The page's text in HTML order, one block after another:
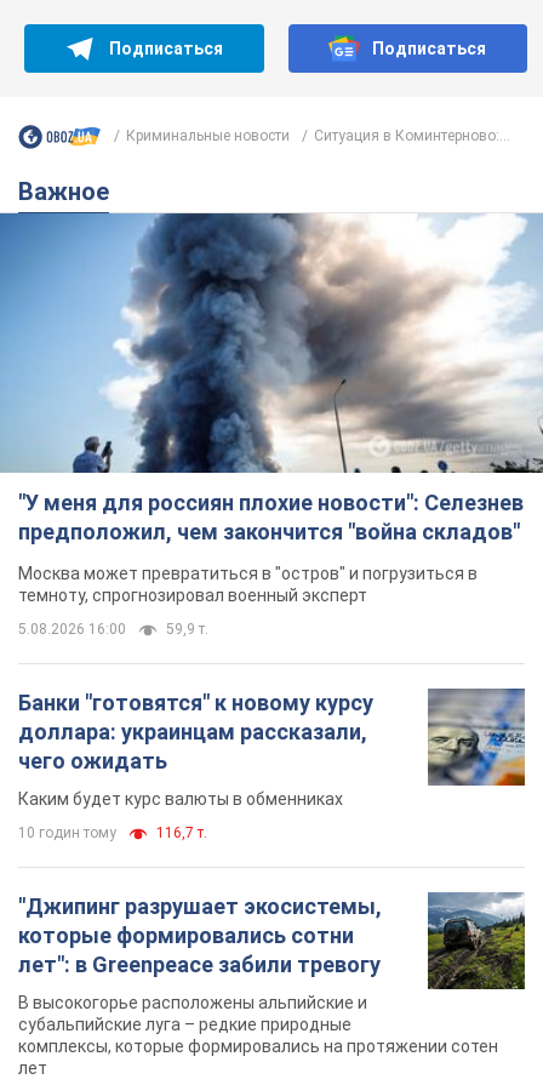
Подписаться Подписаться
Криминальные новости Ситуация в Коминтерново:...
Важное
"У меня для россиян плохие новости": Селезнев
предположил, чем закончится "война складов"
Москва может превратиться в "остров" и погрузиться в
темноту, спрогнозировал военный эксперт
5.08.2026 16:00 59,9 т.
Банки "готовятся" к новому курсу
доллара: украинцам рассказали,
чего ожидать
Каким будет курс валюты в обменниках
10 годин тому 116,7 т.
"Джипинг разрушает экосистемы,
которые формировались сотни
лет": в Greenpeace забили тревогу
В высокогорье расположены альпийские и
субальпийские луга – редкие природные
комплексы, которые формировались на протяжении сотен
лет